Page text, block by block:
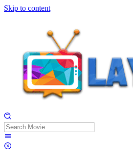
Skip to content